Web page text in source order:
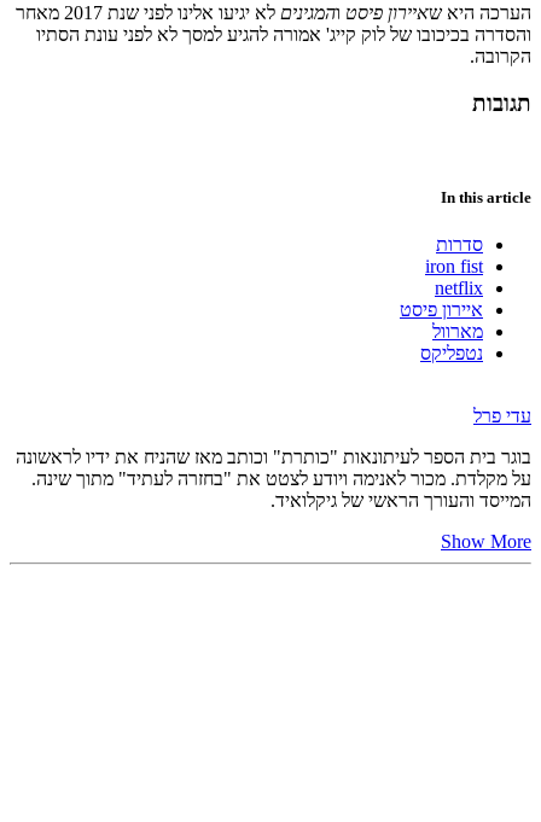
הערכה היא שאיירון פיסט והמגינים
לא יגיעו אלינו לפני שנת 2017 מאחר
והסדרה בכיכובו של לוק קייג' אמורה להגיע למסך לא לפני עונת הסתיו
הקרובה.
תגובות
In this article
סדרות
iron fist
netflix
איירון פיסט
מארוול
נטפליקס
עדי פרל
בוגר בית הספר לעיתונאות "כותרת" וכותב מאז שהניח את ידיו לראשונה
על מקלדת. מכור לאנימה ויודע לצטט את "בחזרה לעתיד" מתוך שינה.
המייסד והעורך הראשי של גיקלואיד.
Show More